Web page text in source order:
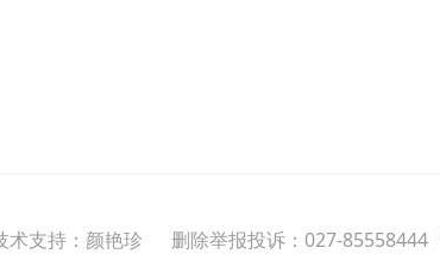
术支持：颜艳珍 删除举报投诉：027-85558444